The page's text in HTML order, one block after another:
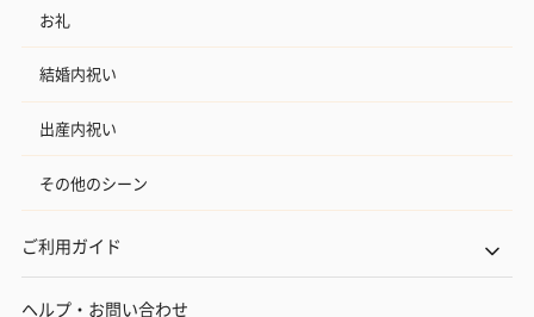
お礼
結婚内祝い
出産内祝い
その他のシーン
ご利用ガイド
ヘルプ・お問い合わせ